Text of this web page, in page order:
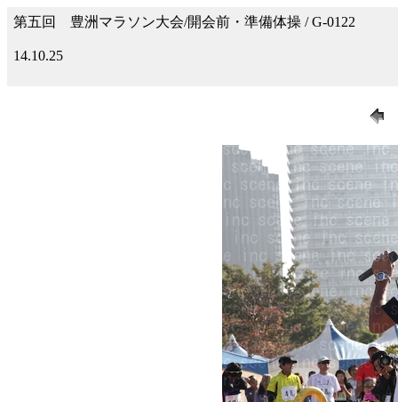
第五回 豊洲マラソン大会/開会前・準備体操 / G-0122
14.10.25